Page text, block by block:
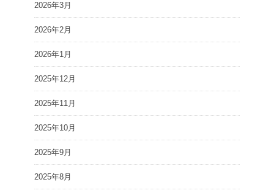
2026年3月
2026年2月
2026年1月
2025年12月
2025年11月
2025年10月
2025年9月
2025年8月